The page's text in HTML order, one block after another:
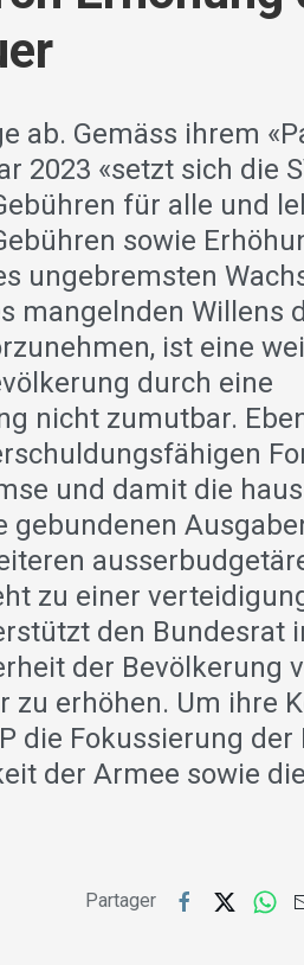
ab. Gemäss ihrem
2023 «setzt sich die
für alle und
sowie
ungebremsten
mangelnden Willens
ist eine
durch eine
nicht zumutbar.
und damit die
gebundenen
zu einer
den Bundesrat
der Bevölkerung
zu erhöhen. Um ihre
die Fokussierung
der Armee sowie
Partager